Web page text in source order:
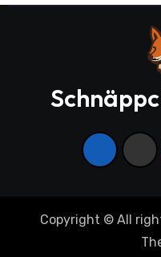
Copyright © All